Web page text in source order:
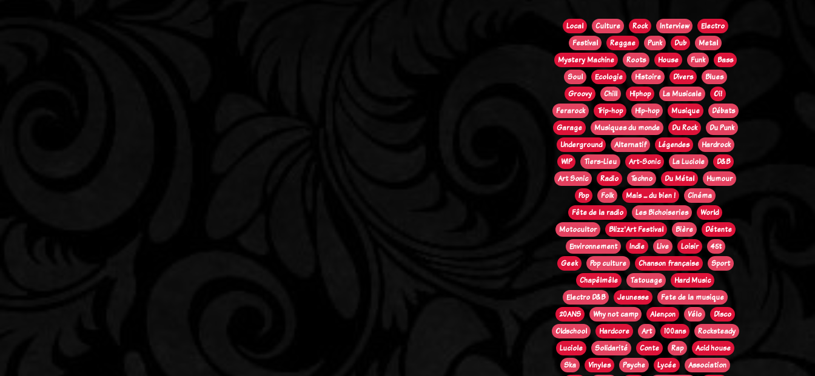
Local Culture Rock Interview
Electro
Festival
Reggae Punk Dub
Metal
Mystery Machine
Roots House Funk
Bass
Soul
Ecologie Histoire Divers
Blues
Groovy
Chill Hiphop La Musicale
Oi!
Ferarock
Trip-hop Hip-hop Musique
Débats
Garage
Musiques du monde Du Rock
Du Punk
Underground
Alternatif Légendes
Hardrock
WIP
Tiers-Lieu Art-Sonic La Luciole
D&B
Art Sonic
Radio Techno Du Métal
Humour
Pop
Folk Mais ... du bien !
Cinéma
Fête de la radio
Les Bichoiseries
World
Motocultor
Blizz'Art Festival Bière
Détente
Environnement
Indie Live Loisir
45t
Geek
Pop culture Chanson française
Sport
Chapêlmêle
Tatouage
Hard Music
Electro D&B
Jeunesse
Fete de la musique
20ANS
Why not camp Alençon Vélo
Disco
Oldschool
Hardcore Art 100ans
Rocksteady
Luciole
Solidarité Conte Rap
Acid house
Ska
Vinyles Psyche Lycée
Association